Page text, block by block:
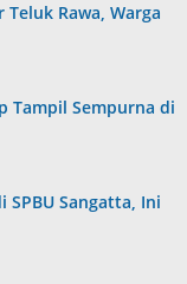
Rawa, Warga
Tampil Sempurna di
SPBU Sangatta, Ini